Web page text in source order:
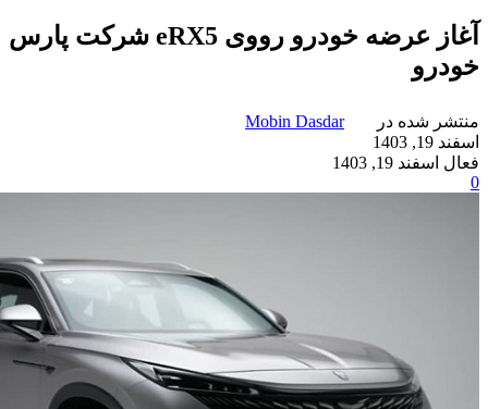
آغاز عرضه خودرو رووی eRX5 شرکت پارس
خودرو
منتشر شده در
Mobin Dasdar
اسفند 19, 1403
فعال اسفند 19, 1403
0